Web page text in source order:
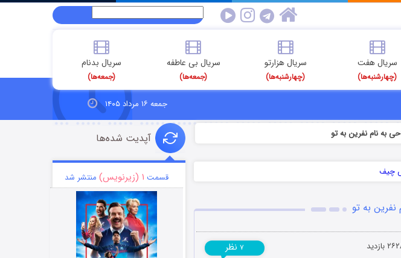
سریال هفت
(چهارشنبه‌ها)
سریال هزارتو
(چهارشنبه‌ها)
سریال بی عاطفه
(جمعه‌ها)
سریال بدنام
(جمعه‌ها)
جمعه ۱۶ مرداد ۱۴۰۵
به نام نفرین به تو
نفرین به تو
بازدید ۷ نظر
آپدیت شده‌ها
قسمت ۱ (زیرنویس) منتشر شد